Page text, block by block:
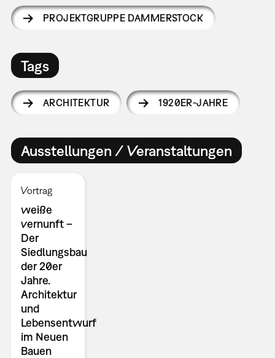
PROJEKTGRUPPE DAMMERSTOCK
Tags
ARCHITEKTUR 1920ER-JAHRE
Ausstellungen / Veranstaltungen
Vortrag
weiße
vernunft –
Der
Siedlungsbau
der 20er
Jahre.
Architektur
und
Lebensentwurf
im Neuen
Bauen